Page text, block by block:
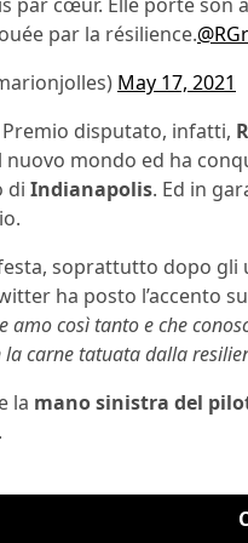
par la résilience.
May 17, 2021
disputato, infatti,
nuovo mondo ed ha
di Indianapolis. Ed in
soprattutto dopo gli
ha posto l’accento
amo così tanto e che
carne tatuata dalla
la mano sinistra del